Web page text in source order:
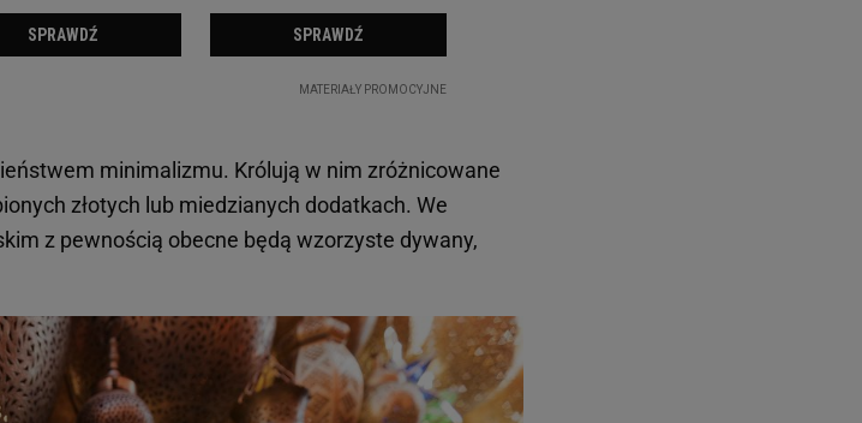
minimalizmu. Królują w nim zróżnicowane
złotych lub miedzianych dodatkach. We
z pewnością obecne będą wzorzyste dywany,